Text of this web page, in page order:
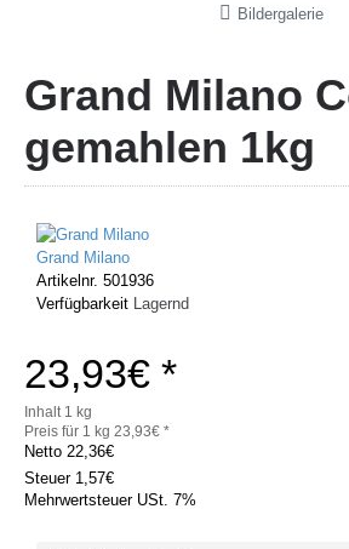
Bildergalerie
Grand Milano
gemahlen 1kg
Grand Milano
Artikelnr. 501936
Verfügbarkeit Lagernd
23,93€ *
Inhalt 1 kg
Preis für 1 kg 23,93€ *
Netto 22,36€
Steuer 1,57€
Mehrwertsteuer USt. 7%